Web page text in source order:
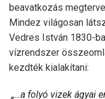
beavatkozás
Mindez világosan
Vedres István 1830-
vízrendszer
kezdték kialakítani:
„…a folyó vizek ágyai